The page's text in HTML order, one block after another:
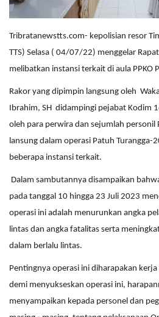
Tribratanewstts.com- kepolisian resor
TTS) Selasa ( 04/07/22) menggelar
melibatkan instansi terkait di aula PPKO
Rakor yang dipimpin langsung oleh
Ibrahim, SH didampingi pejabat Kodim
oleh para perwira dan sejumlah personil
lansung dalam operasi Patuh
beberapa instansi terkait.
Dalam sambutannya disampaikan
pada tanggal 10 hingga 23 Juli 2023
operasi ini adalah menurunkan angka
lintas dan angka fatalitas serta
dalam berlalu lintas.
Pentingnya operasi ini diharapakan
demi menyukseskan operasi ini,
menyampaikan kepada personel dan